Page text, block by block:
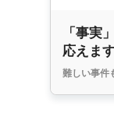
「事実
応えま
難しい事件